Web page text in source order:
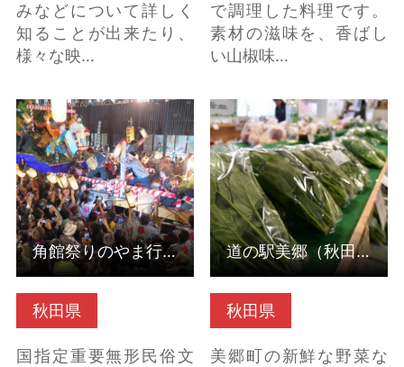
みなどについて詳しく
知ることが出来たり、
様々な映…
で調理した料理です。
素材の滋味を、香ばし
い山椒味…
秋田県
国指定重要無形民俗文
角館祭りのやま行事
（秋田県仙北市） の詳
細はこちら
角館祭りのやま行事（秋田県仙北市）
秋田県
美郷町の新鮮な野菜な
道の駅美郷（秋田県美
郷町） の詳細はこちら
道の駅美郷（秋田県美郷町）